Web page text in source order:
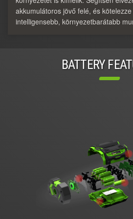
akkumulátoros jövő felé, és
intelligensebb, környezetbarátabb
BATTERY